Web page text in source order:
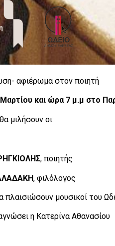
αφιέρωμα στον ποιητή
Μαρτίου και ώρα 7 μ.μ στο
μιλήσουν οι:
, ποιητής
, φιλόλογος
πλαισιώσουν μουσικοί του
η Κατερίνα Αθανασίου